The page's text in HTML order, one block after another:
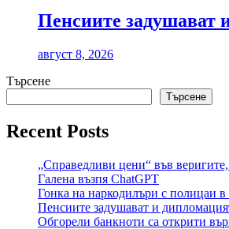
Пенсиите задушават
август 8, 2026
Търсене
Търсене
Recent Posts
„Справедливи цени“ във
Галена възпя ChatGPT
Гонка на наркодилъри с полицаи
Пенсиите задушават и
Обгорели банкноти са открити